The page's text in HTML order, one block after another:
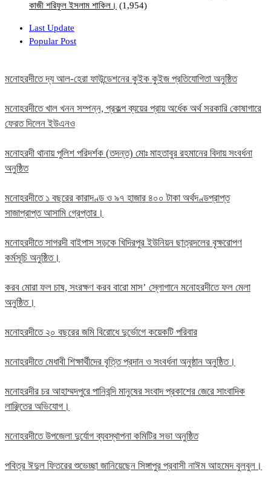
কাজী শরিফুল ইসলাম শাকিল। (1,954)
Last Update
Popular Post
মনোহরদীতে দ্য আল-হেরা ফাউন্ডেশনের কুইক কুইজ প্রতিযোগিতা অনুষ্ঠিত
মনোহরদীতে খাল খনন সম্পন্ন, প্রকল্প ব্যয়ের প্রায় অর্ধেক অর্থ সরকারি কোষাগারে
ফেরত দিলেন ইউএনও
মনোহরদী থানায় পুলিশ পরিদর্শক (তদন্ত) মোঃ মাহতাবুর রহমানের বিদায় সংবর্ধনা
অনুষ্ঠিত
মনোহরদীতে ১ বছরের কারাদণ্ড ও ৯৭ হাজার ৪০০ টাকা অর্থদণ্ডপ্রাপ্ত
সাজাপ্রাপ্ত আসামি গ্রেপ্তার।
মনোহরদীতে সাগরদী বাইপাস সড়কে খিদিরপুর ইউনিয়ন ছাত্রদলের বৃক্ষরোপণ
কর্মসূচি অনুষ্ঠিত।
করব মোরা ফল চাষ, সংরক্ষণ করব বারো মাস’ স্লোগানে মনোহরদীতে ফল মেলা
অনুষ্ঠিত।
মনোহরদীতে ২০ বছরের জমি বিরোধে দুর্ভোগে কয়েকটি পরিবার
মনোহরদীতে মেধাবী শিক্ষার্থীদের বৃত্তি প্রদান ও সংবর্ধনা অনুষ্ঠান অনুষ্ঠিত।
মনোহরদীর চর আহাম্মদপুরে পানিবন্দি মানুষের সংবাদ প্রকাশের জেরে সাংবাদিক
লাঞ্ছিতের অভিযোগ।
মনোহরদীতে উপজেলা দুর্যোগ ব্যবস্থাপনা কমিটির সভা অনুষ্ঠিত
পবিত্র ঈদুল ফিতরের শুভেচ্ছা জানিয়েছেন সিঙ্গাপুর প্রবাসী নাঈম আহমেদ বুলবুল।